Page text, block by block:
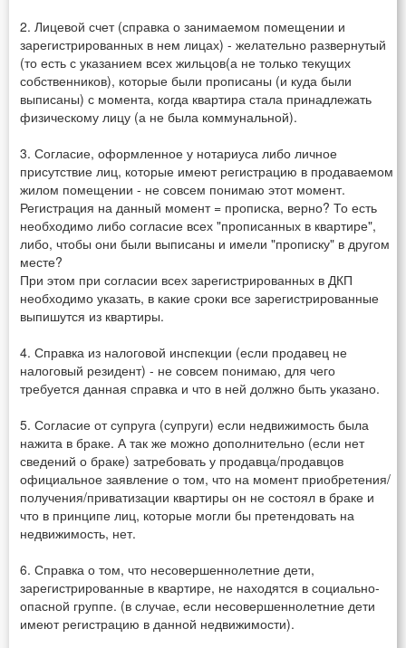
2. Лицевой счет (справка о занимаемом помещении и
зарегистрированных в нем лицах) - желательно развернутый
(то есть с указанием всех жильцов(а не только текущих
собственников), которые были прописаны (и куда были
выписаны) с момента, когда квартира стала принадлежать
физическому лицу (а не была коммунальной).
3. Согласие, оформленное у нотариуса либо личное
присутствие лиц, которые имеют регистрацию в продаваемом
жилом помещении - не совсем понимаю этот момент.
Регистрация на данный момент = прописка, верно? То есть
необходимо либо согласие всех "прописанных в квартире",
либо, чтобы они были выписаны и имели "прописку" в другом
месте?
При этом при согласии всех зарегистрированных в ДКП
необходимо указать, в какие сроки все зарегистрированные
выпишутся из квартиры.
4. Справка из налоговой инспекции (если продавец не
налоговый резидент) - не совсем понимаю, для чего
требуется данная справка и что в ней должно быть указано.
5. Согласие от супруга (супруги) если недвижимость была
нажита в браке. А так же можно дополнительно (если нет
сведений о браке) затребовать у продавца/продавцов
официальное заявление о том, что на момент приобретения/
получения/приватизации квартиры он не состоял в браке и
что в принципе лиц, которые могли бы претендовать на
недвижимость, нет.
6. Справка о том, что несовершеннолетние дети,
зарегистрированные в квартире, не находятся в социально-
опасной группе. (в случае, если несовершеннолетние дети
имеют регистрацию в данной недвижимости).